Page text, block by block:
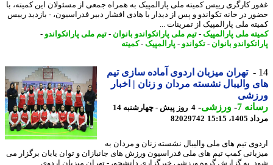
کارگری رییس کمیته ملی پارالمپیک به همراه جمعی از مسئولان این کمیته، با
در خانه تکواندو و پس از دیدار با هادی افشار دبیر فدراسیون، - بازدید رییس
ملی پارالمپیک از تمرینات ...
ملی پارالمپیک-تیم ملی پاراتکواندو بانوان- تیم ملی پاراتکواندو-
بانوان- تکواندو-پارالمپیک-کمیته
تهران میزبان اردوی آماده سازی تیم
والیبال نشسته مردان و زنان | اخبار
7
-ورزشی-
4 روز پیش - چهارشنبه 14
15:15
82029742
تیم های ملی والیبال نشسته زنان و مردان به
کمپ تیم های ملی فدراسیون ورزش های جانبازان و توان یابان برگزار می